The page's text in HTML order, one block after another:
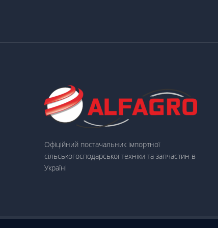
Офіційний постачальник імпортної
сільськогосподарської техніки та запчастин в
Україні